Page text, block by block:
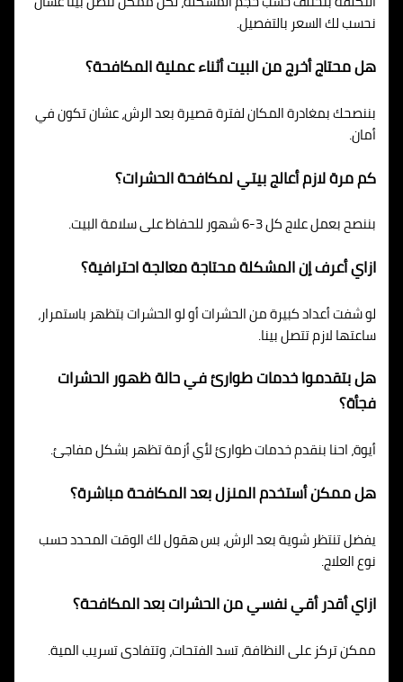
نحسب لك السعر بالتفصيل.
هل محتاج أخرج من البيت أثناء عملية المكافحة؟
بننصحك بمغادرة المكان لفترة قصيرة بعد الرش، عشان تكون في
أمان.
كم مرة لازم أعالج بيتي لمكافحة الحشرات؟
بننصح بعمل علاج كل 3-6 شهور للحفاظ على سلامة البيت.
ازاي أعرف إن المشكلة محتاجة معالجة احترافية؟
لو شفت أعداد كبيرة من الحشرات أو لو الحشرات بتظهر باستمرار،
ساعتها لازم تتصل بينا.
هل بتقدموا خدمات طوارئ في حالة ظهور الحشرات
فجأة؟
أيوة، احنا بنقدم خدمات طوارئ لأي أزمة تظهر بشكل مفاجئ.
هل ممكن أستخدم المنزل بعد المكافحة مباشرة؟
يفضل تنتظر شوية بعد الرش، بس هقول لك الوقت المحدد حسب
نوع العلاج.
ازاي أقدر أقي نفسي من الحشرات بعد المكافحة؟
ممكن تركز على النظافة، تسد الفتحات، وتتفادى تسريب المية.